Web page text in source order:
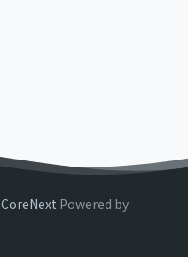
CoreNext Powered by